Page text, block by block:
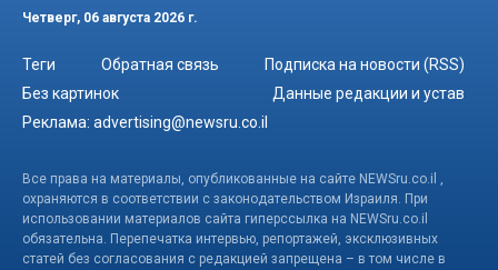
Четверг, 06 августа 2026 г.
Теги Обратная связь
Подписка на новости (RSS)
Без картинок
Данные редакции и устав
Реклама: advertising@newsru.co.il
Все права на материалы, опубликованные на сайте NEWSru.co.il ,
охраняются в соответствии с законодательством Израиля. При
использовании материалов сайта гиперссылка на NEWSru.co.il
обязательна. Перепечатка интервью, репортажей, эксклюзивных
статей без согласования с редакцией запрещена – в том числе в